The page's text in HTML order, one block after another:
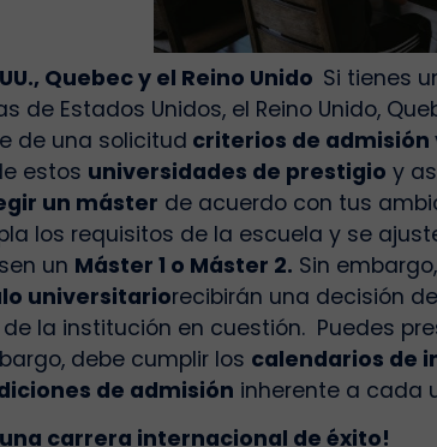
Quebec y el Reino Unido Si tienes
de Estados Unidos, el Reino Unido,
de una solicitud criterios de admisión
estos universidades de prestigio y
un máster de acuerdo con tus
los requisitos de la escuela y se
un Máster 1 o Máster 2. Sin
universitariorecibirán una decisión
la institución en cuestión. Puedes
debe cumplir los calendarios de
de admisión inherente a cada
carrera internacional de éxito!